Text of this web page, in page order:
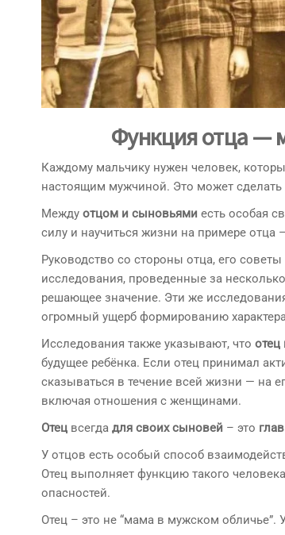
Функция отца—
Каждому мальчику нужен человек,
настоящим мужчиной. Это может сделать
Между отцом и сыновьями есть особая
силу и научиться жизни на примере
Руководство со стороны отца, его
исследования, проведенные за
решающее значение. Эти же
огромный ущерб формированию
Исследования также указывают, что отец
будущее ребёнка. Если отец принимал
сказываться в течение всей жизни — на
включая отношения с женщинами.
Отец всегда для своих сыновей – это
У отцов есть особый способ
Отец выполняет функцию такого
опасностей.
Отец – это не “мама в мужском обличье”.